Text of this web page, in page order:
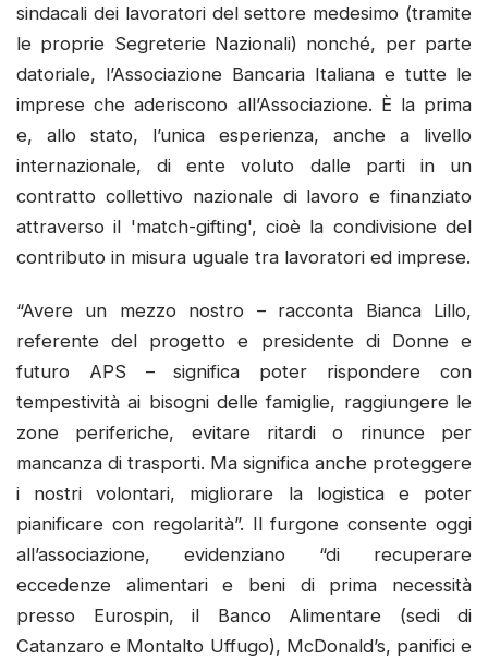
sindacali dei lavoratori del settore medesimo (tramite
le proprie Segreterie Nazionali) nonché, per parte
datoriale, l’Associazione Bancaria Italiana e tutte le
imprese che aderiscono all’Associazione. È la prima
e, allo stato, l’unica esperienza, anche a livello
internazionale, di ente voluto dalle parti in un
contratto collettivo nazionale di lavoro e finanziato
attraverso il 'match-gifting', cioè la condivisione del
contributo in misura uguale tra lavoratori ed imprese.
“Avere un mezzo nostro – racconta Bianca Lillo,
referente del progetto e presidente di Donne e
futuro APS – significa poter rispondere con
tempestività ai bisogni delle famiglie, raggiungere le
zone periferiche, evitare ritardi o rinunce per
mancanza di trasporti. Ma significa anche proteggere
i nostri volontari, migliorare la logistica e poter
pianificare con regolarità”. Il furgone consente oggi
all’associazione, evidenziano “di recuperare
eccedenze alimentari e beni di prima necessità
presso Eurospin, il Banco Alimentare (sedi di
Catanzaro e Montalto Uffugo), McDonald’s, panifici e